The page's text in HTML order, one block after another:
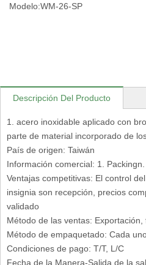
Modelo:WM-26-SP
Descripción Del Producto
1. acero inoxidable aplicado con
parte de material incorporado de
País de origen: Taiwán
Información comercial: 1.
Ventajas competitivas: El control
insignia son recepción, precios
validado
Método de las ventas: Exportación,
Método de empaquetado: Cada
Condiciones de pago: T/T, L/C
Fecha de la Manera-Salida de la